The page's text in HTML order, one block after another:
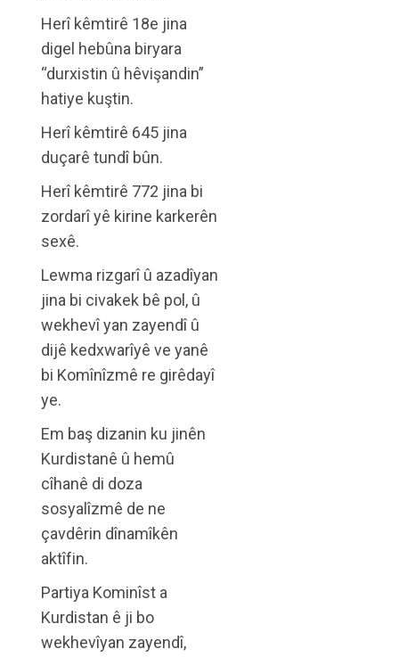
Herî kêmtirê 18e jina
digel hebûna biryara
“durxistin û hêvişandin”
hatiye kuştin.
Herî kêmtirê 645 jina
duçarê tundî bûn.
Herî kêmtirê 772 jina bi
zordarî yê kirine karkerên
sexê.
Lewma rizgarî û azadîyan
jina bi civakek bê pol, û
wekhevî yan zayendî û
dijê kedxwarîyê ve yanê
bi Komînîzmê re girêdayî
ye.
Em baş dizanin ku jinên
Kurdistanê û hemû
cîhanê di doza
sosyalîzmê de ne
çavdêrin dînamîkên
aktîfin.
Partiya Kominîst a
Kurdistan ê ji bo
wekhevîyan zayendî,